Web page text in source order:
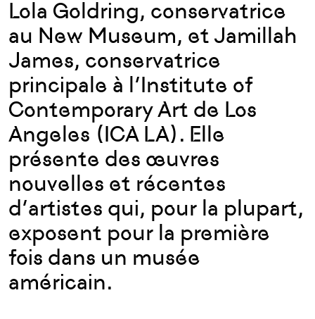
Lola Goldring, conservatrice
au New Museum, et Jamillah
James, conservatrice
principale à l’Institute of
Contemporary Art de Los
Angeles (ICA LA). Elle
présente des œuvres
nouvelles et récentes
d’artistes qui, pour la plupart,
exposent pour la première
fois dans un musée
américain.